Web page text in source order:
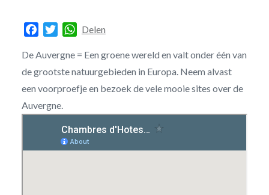
FacebookTwitterWhatsApp
Delen
De Auvergne = Een groene wereld en valt onder één van
de grootste natuurgebieden in Europa. Neem alvast
een voorproefje en bezoek de vele mooie sites over de
Auvergne.